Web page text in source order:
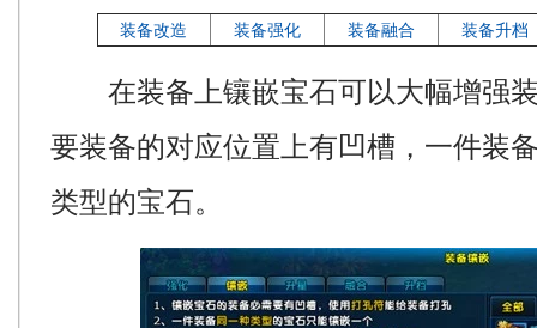
装备改造 装备强化 装备融合 装备升档
在装备上镶嵌宝石可以大幅增强装
要装备的对应位置上有凹槽，一件装
类型的宝石。